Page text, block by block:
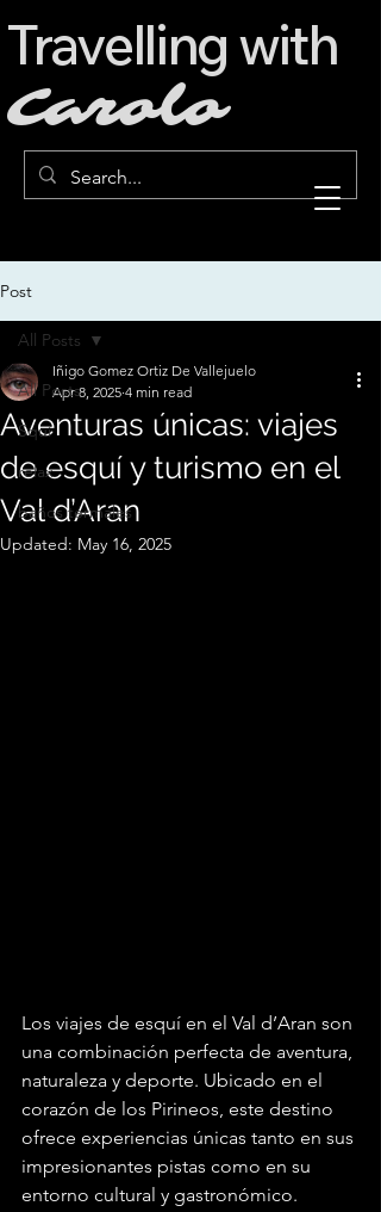
Travelling with
Carolo
Post
All Posts
Squí
relax
baños termales
All Posts
Aventuras únicas: viajes
de esquí y turismo en el
Val d’Aran
Iñigo Gomez Ortiz De Vallejuelo
Apr 8, 2025 4 min read
Updated: May 16, 2025
Los viajes de esquí en el Val d’Aran son
una combinación perfecta de aventura,
naturaleza y deporte. Ubicado en el
corazón de los Pirineos, este destino
ofrece experiencias únicas tanto en sus
impresionantes pistas como en su
entorno cultural y gastronómico.